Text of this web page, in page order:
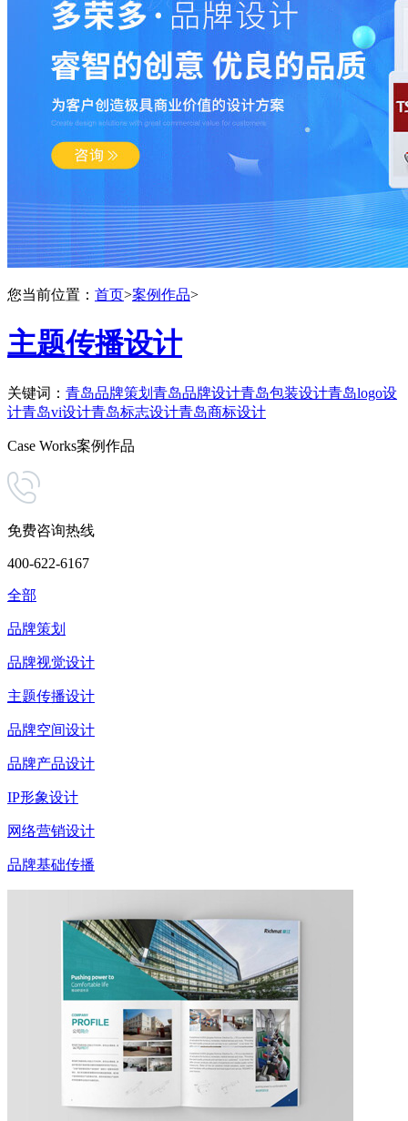
您当前位置： 首页>案例作品>
主题传播设计
关键词： 青岛品牌策划 青岛品牌设计青岛包装设计青岛logo设
计青岛vi设计青岛标志设计青岛商标设计
Case Works案例作品
免费咨询热线
400-622-6167
全部
品牌策划
品牌视觉设计
主题传播设计
品牌空间设计
品牌产品设计
IP形象设计
网络营销设计
品牌基础传播